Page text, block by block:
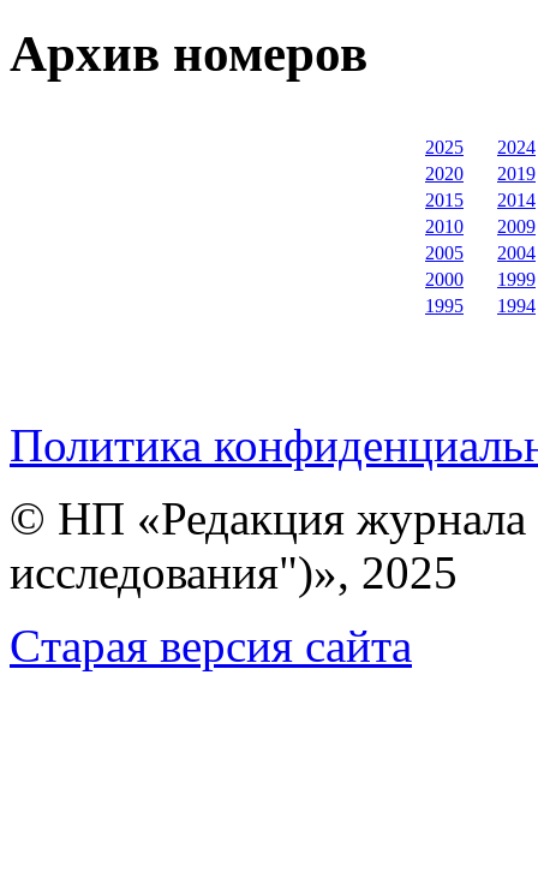
Архив номеров
2025
2024
2020
2019
2015
2014
2010
2009
2005
2004
2000
1999
1995
1994
Политика
© НП «Редакция
исследования")», 2025
Cтарая версия сайта